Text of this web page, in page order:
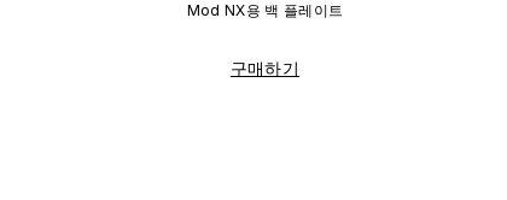
Mod NX용 백 플레이트
구매하기